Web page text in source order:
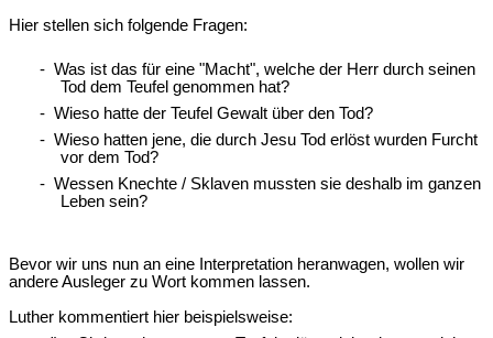
Hier stellen sich folgende Fragen:
- Was ist das für eine "Macht", welche der Herr durch seinen
Tod dem Teufel genommen hat?
- Wieso hatte der Teufel Gewalt über den Tod?
- Wieso hatten jene, die durch Jesu Tod erlöst wurden Furcht
vor dem Tod?
- Wessen Knechte / Sklaven mussten sie deshalb im ganzen
Leben sein?
Bevor wir uns nun an eine Interpretation heranwagen, wollen wir
andere Ausleger zu Wort kommen lassen.
Luther kommentiert hier beispielsweise: